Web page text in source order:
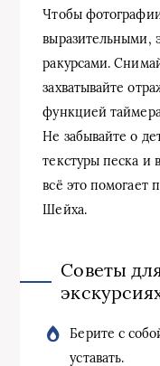
Чтобы
выразительными,
ракурсами.
захватывайте
функцией
Не забывайте о
текстуры песка и
всё это помогает
Шейха.
Советы
Берите с
уставать.